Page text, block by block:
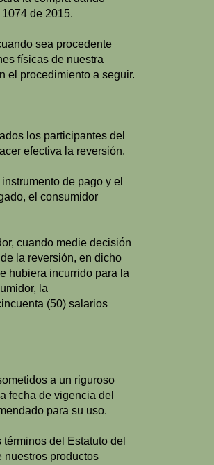
de 2015.
sea procedente
físicas de nuestra
el procedimiento a seguir.
los participantes del
efectiva la reversión.
de pago y el
el consumidor
cuando medie decisión
la reversión, en dicho
hubiera incurrido para la
la
(50) salarios
a un riguroso
fecha de vigencia del
para su uso.
del Estatuto del
nuestros productos